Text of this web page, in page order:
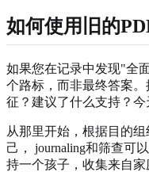
如何使用旧的
如果您在记录中发现"全
个路标，而非最终答案
征？建议了什么支持？
从那里开始，根据目的
己， journaling和筛查可
持一个孩子，收集来自